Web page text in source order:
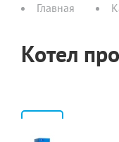
Главная
Котел